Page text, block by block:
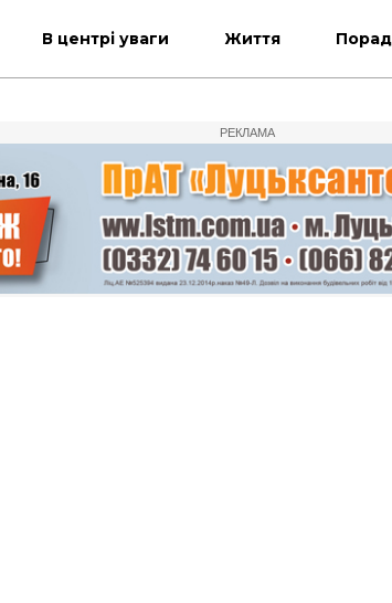
В центрі уваги Життя
РЕКЛАМА